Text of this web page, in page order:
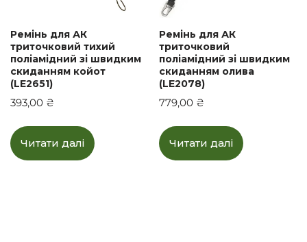
Ремінь для АК
триточковий тихий
поліамідний зі швидким
скиданням койот
(LE2651)
393,00 ₴
Читати далі
Ремінь для АК
триточковий
поліамідний зі швидким
скиданням олива
(LE2078)
779,00 ₴
Читати далі